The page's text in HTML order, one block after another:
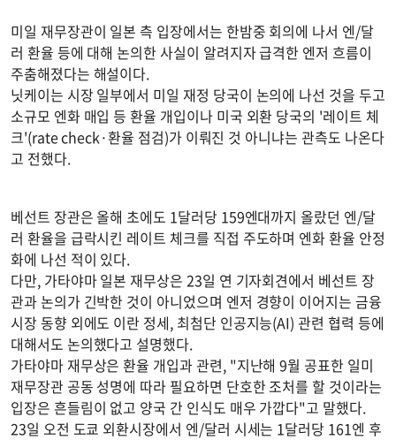
미일 재무장관이 일본 측 입장에서는 한밤중 회의에 나서 엔/달
러 환율 등에 대해 논의한 사실이 알려지자 급격한 엔저 흐름이
주춤해졌다는 해설이다.
닛케이는 시장 일부에서 미일 재정 당국이 논의에 나선 것을 두고
소규모 엔화 매입 등 환율 개입이나 미국 외환 당국의 '레이트 체
크'(rate check·환율 점검)가 이뤄진 것 아니냐는 관측도 나온다
고 전했다.
베선트 장관은 올해 초에도 1달러당 159엔대까지 올랐던 엔/달
러 환율을 급락시킨 레이트 체크를 직접 주도하며 엔화 환율 안정
화에 나선 적이 있다.
다만, 가타야마 일본 재무상은 23일 연 기자회견에서 베선트 장
관과 논의가 긴박한 것이 아니었으며 엔저 경향이 이어지는 금융
시장 동향 외에도 이란 정세, 최첨단 인공지능(AI) 관련 협력 등에
대해서도 논의했다고 설명했다.
가타야마 재무상은 환율 개입과 관련, "지난해 9월 공표한 일미
재무장관 공동 성명에 따라 필요하면 단호한 조처를 할 것이라는
입장은 흔들림이 없고 양국 간 인식도 매우 가깝다"고 말했다.
23일 오전 도쿄 외환시장에서 엔/달러 시세는 1달러당 161엔 후